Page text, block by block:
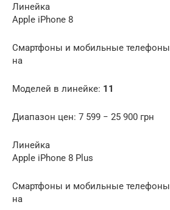
Линейка
Apple iPhone 8
Смартфоны и мобильные телефоны
на
Моделей в линейке: 11
Диапазон цен: 7 599 − 25 900 грн
Линейка
Apple iPhone 8 Plus
Смартфоны и мобильные телефоны
на